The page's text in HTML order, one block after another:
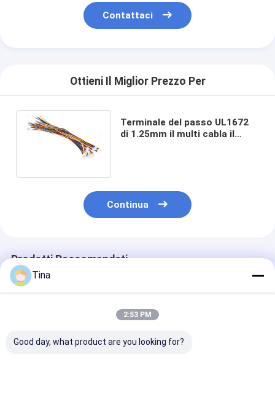
Contattaci
Ottieni Il Miglior Prezzo Per
Terminale del passo UL1672
di 1.25mm il multi cabla il
Continua
Prodotti Raccomandati
Tina
2:53 PM
Good day, what product are you looking for?